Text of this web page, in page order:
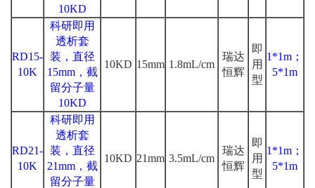
10KD
RD15-
10K
科研即用
透析套
装，直径
15mm，截
留分子量
10KD
10KD 15mm 1.8mL/cm
瑞达
恒辉
即
用
型
1*1m；
5*1m
RD21-
10K
科研即用
透析套
装，直径
21mm，截
留分子量
10KD 21mm 3.5mL/cm
瑞达
恒辉
即
用
型
1*1m；
5*1m